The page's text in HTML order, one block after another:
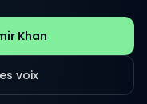
et aux créateurs
Exploitez la
Khan pour votre
avec une
Khan
voix